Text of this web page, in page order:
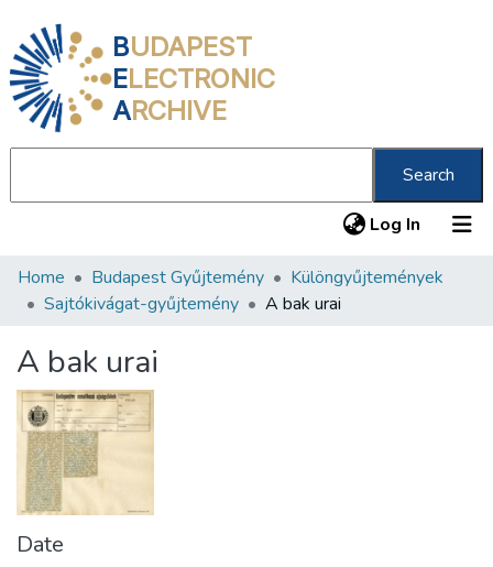
BUDAPEST
ELECTRONIC
ARCHIVE
Search
Log In (current)
Communities & Collections
Statistics
About us
Home Budapest Gyűjtemény
Különgyűjtemények
Sajtókivágat-gyűjtemény
A bak urai
A bak urai
Date